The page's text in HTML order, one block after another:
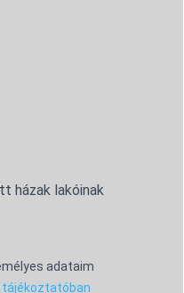
házak lakóinak
adataim